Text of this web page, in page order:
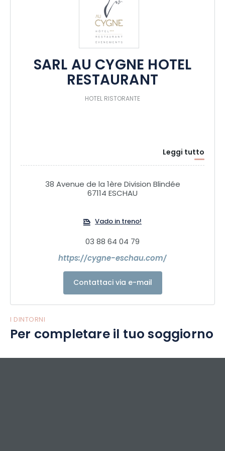
SARL AU CYGNE HOTEL
RESTAURANT
HOTEL RISTORANTE
Leggi tutto
38 Avenue de la 1ère Division Blindée
67114 ESCHAU
Vado in treno!
03 88 64 04 79
https://cygne-eschau.com/
Contattaci via e-mail
I DINTORNI
Per completare il tuo soggiorno